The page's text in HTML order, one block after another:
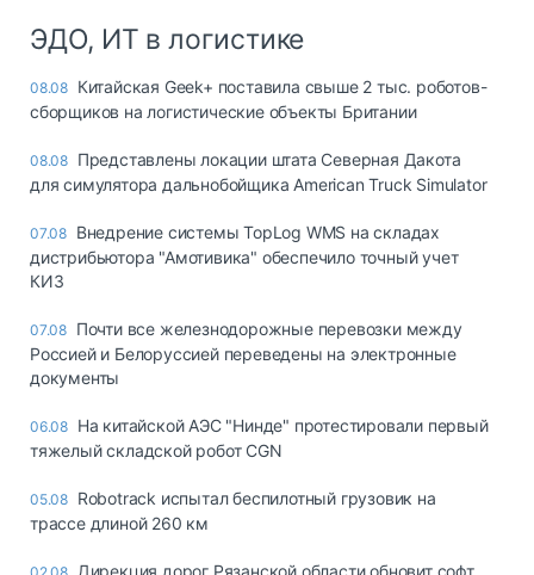
ЭДО, ИТ в логистике
08.08 Китайская Geek+ поставила свыше 2 тыс. роботов-
сборщиков на логистические объекты Британии
08.08 Представлены локации штата Северная Дакота
для симулятора дальнобойщика American Truck Simulator
07.08 Внедрение системы TopLog WMS на складах
дистрибьютора "Амотивика" обеспечило точный учет
КИЗ
07.08 Почти все железнодорожные перевозки между
Россией и Белоруссией переведены на электронные
документы
06.08 На китайской АЭС "Нинде" протестировали первый
тяжелый складской робот CGN
05.08 Robotrack испытал беспилотный грузовик на
трассе длиной 260 км
Дирекция дорог Рязанской области обновит софт